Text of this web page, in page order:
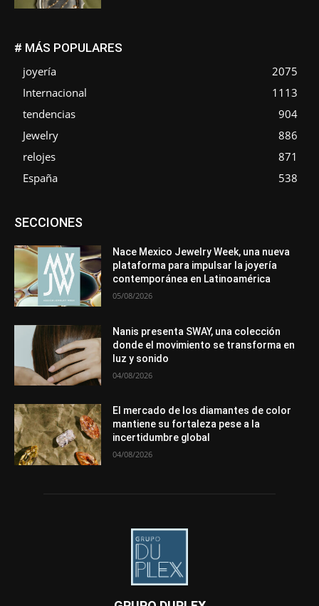
# MÁS POPULARES
joyería
2075
Internacional
1113
tendencias
904
Jewelry
886
relojes
871
España
538
SECCIONESAsociaciones
Entrevistas
Mundo Técnico
Novedades Opiniones
Perspectiva
Premios
Secciones Sin categoría
Sucesos
Más
Nace Mexico Jewelry Week, una nueva
plataforma para impulsar la joyería
contemporánea en Latinoamérica
05/08/2026
Nanis presenta SWAY, una colección
donde el movimiento se transforma en
luz y sonido
04/08/2026
El mercado de los diamantes de color
mantiene su fortaleza pese a la
incertidumbre global
04/08/2026